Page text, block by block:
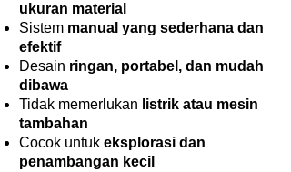
ukuran material
Sistem manual yang sederhana dan
efektif
Desain ringan, portabel, dan mudah
dibawa
Tidak memerlukan listrik atau mesin
tambahan
Cocok untuk eksplorasi dan
penambangan kecil